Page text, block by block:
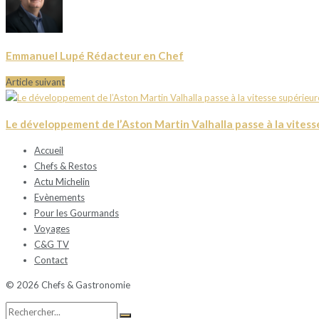
Emmanuel Lupé Rédacteur en Chef
Article suivant
Le développement de l’Aston Martin Valhalla passe à la
Accueil
Chefs & Restos
Actu Michelin
Evènements
Pour les Gourmands
Voyages
C&G TV
Contact
© 2026 Chefs & Gastronomie